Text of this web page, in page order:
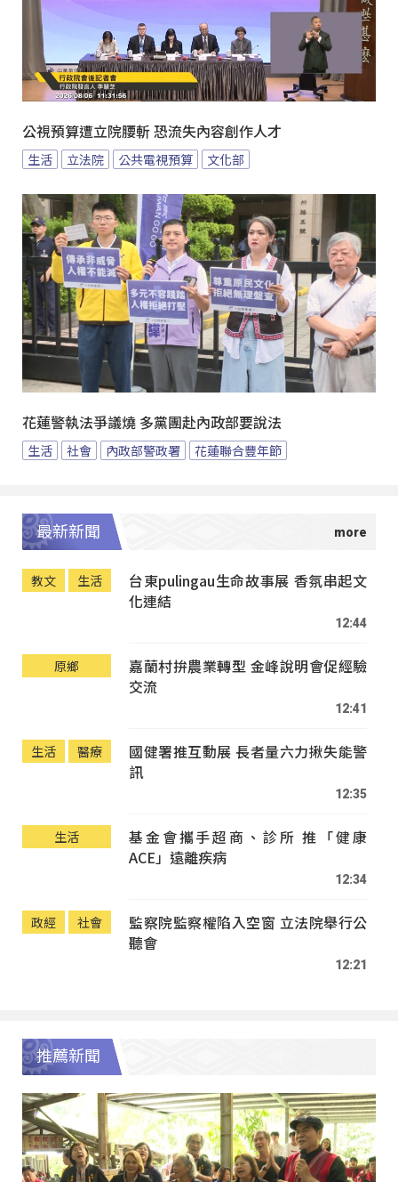
公視預算遭立院腰斬 恐流失內容創作人才
生活 立法院 公共電視預算 文化部
花蓮警執法爭議燒 多黨團赴內政部要說法
生活 社會 內政部警政署 花蓮聯合豐年節
最新新聞
教文 生活
台東pulingau生命故事展 香氛串起文
化連結
12:44
原鄉
嘉蘭村拚農業轉型 金峰說明會促經驗
交流
12:41
生活 醫療
國健署推互動展 長者量六力揪失能警
訊
12:35
生活
基金會攜手超商、診所 推「健康
ACE」遠離疾病
12:34
政經 社會
監察院監察權陷入空窗 立法院舉行公
聽會
12:21
推薦新聞